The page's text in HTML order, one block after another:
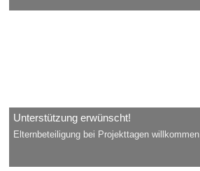
Unterstützung erwünscht!
Elternbeteiligung bei Projekttagen willkommen